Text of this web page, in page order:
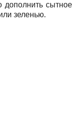
сытное
зеленью.